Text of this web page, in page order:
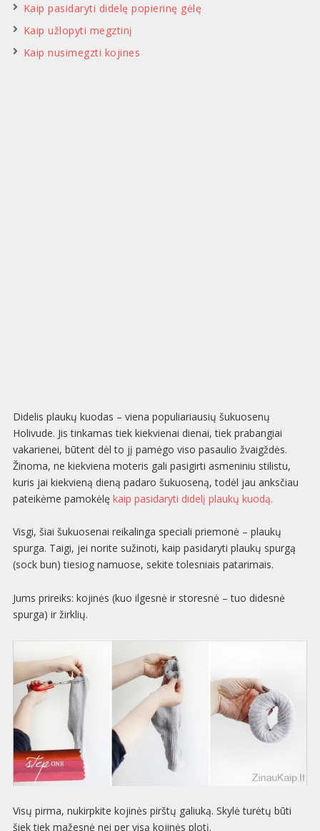
Kaip pasidaryti didelę popierinę gėlę
Kaip užlopyti megztinį
Kaip nusimegzti kojines
Didelis plaukų kuodas – viena populiariausių šukuosenų
Holivude. Jis tinkamas tiek kiekvienai dienai, tiek prabangiai
vakarienei, būtent dėl to jį pamėgo viso pasaulio žvaigždės.
Žinoma, ne kiekviena moteris gali pasigirti asmeniniu stilistu,
kuris jai kiekvieną dieną padaro šukuoseną, todėl jau anksčiau
pateikėme pamokėlę kaip pasidaryti didelį plaukų kuodą.
Visgi, šiai šukuosenai reikalinga speciali priemonė – plaukų
spurga. Taigi, jei norite sužinoti, kaip pasidaryti plaukų spurgą
(sock bun) tiesiog namuose, sekite tolesniais patarimais.
Jums prireiks: kojinės (kuo ilgesnė ir storesnė – tuo didesnė
spurga) ir žirklių.
Visų pirma, nukirpkite kojinės pirštų galiuką. Skylė turėtų būti
šiek tiek mažesnė nei per visą kojinės plotį.